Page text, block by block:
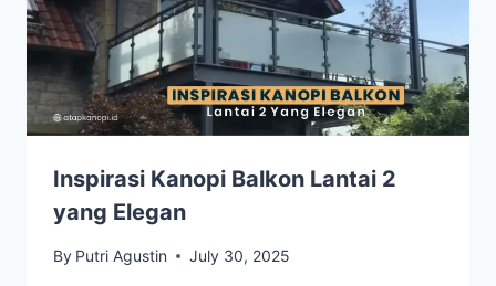
Inspirasi Kanopi Balkon Lantai 2
yang Elegan
By Putri Agustin July 30, 2025